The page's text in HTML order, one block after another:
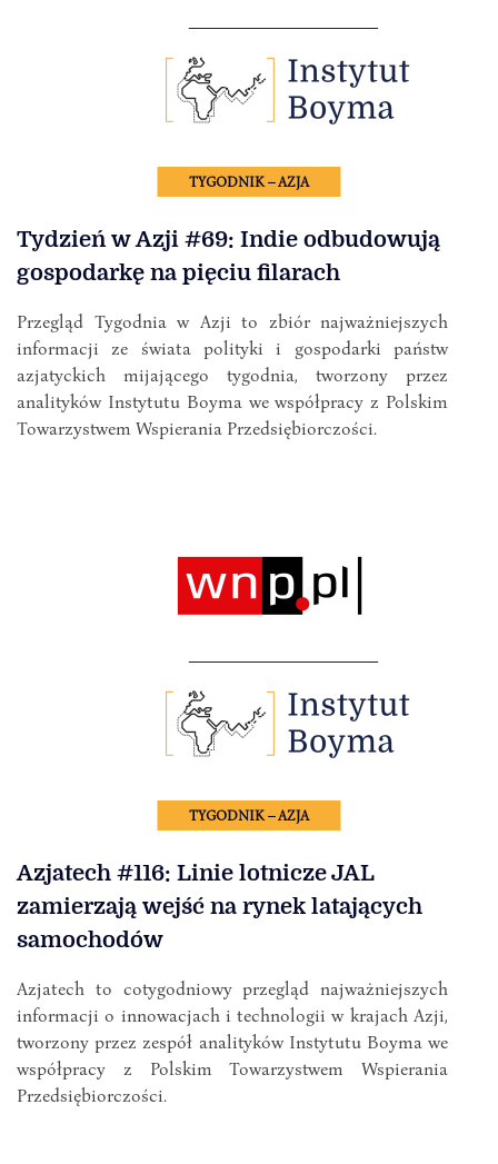
TYGODNIK – AZJA
Tydzień w Azji #69: Indie odbudowują
gospodarkę na pięciu filarach
Przegląd Tygodnia w Azji to zbiór najważniejszych
informacji ze świata polityki i gospodarki państw
azjatyckich mijającego tygodnia, tworzony przez
analityków Instytutu Boyma we współpracy z Polskim
Towarzystwem Wspierania Przedsiębiorczości.
TYGODNIK – AZJA
Azjatech #116: Linie lotnicze JAL
zamierzają wejść na rynek latających
samochodów
Azjatech to cotygodniowy przegląd najważniejszych
informacji o innowacjach i technologii w krajach Azji,
tworzony przez zespół analityków Instytutu Boyma we
współpracy z Polskim Towarzystwem Wspierania
Przedsiębiorczości.